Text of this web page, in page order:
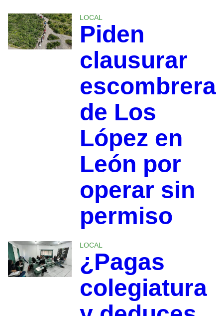
LOCAL
Piden
clausurar
escombrera
de Los
López en
León por
operar sin
permiso
LOCAL
¿Pagas
colegiatura